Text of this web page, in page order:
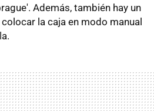
Además, también hay un
la caja en modo manual